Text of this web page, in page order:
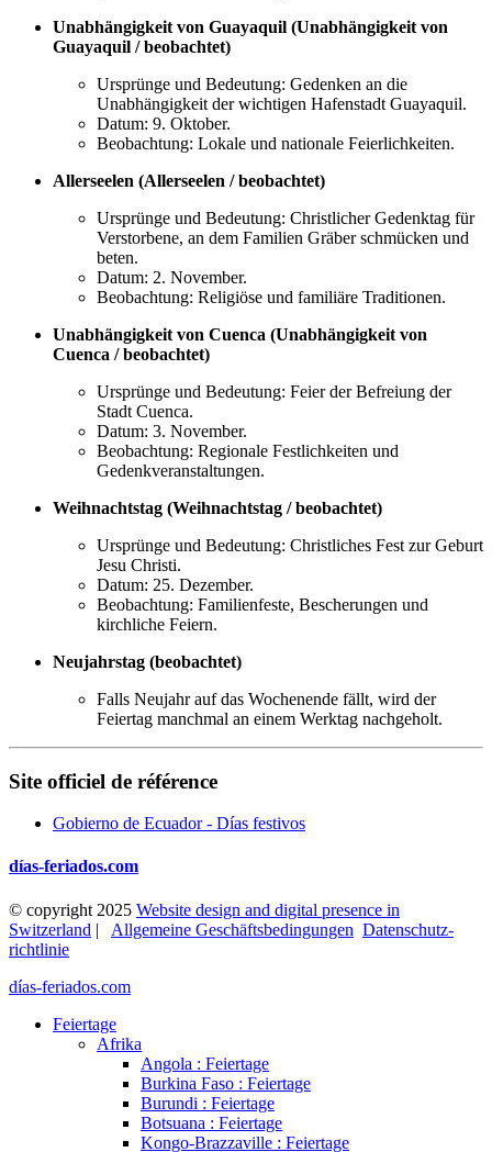
Unabhängigkeit von Guayaquil (Unabhängigkeit von
Guayaquil / beobachtet)
Ursprünge und Bedeutung: Gedenken an die
Unabhängigkeit der wichtigen Hafenstadt Guayaquil.
Datum: 9. Oktober.
Beobachtung: Lokale und nationale Feierlichkeiten.
Allerseelen (Allerseelen / beobachtet)
Ursprünge und Bedeutung: Christlicher Gedenktag für
Verstorbene, an dem Familien Gräber schmücken und
beten.
Datum: 2. November.
Beobachtung: Religiöse und familiäre Traditionen.
Unabhängigkeit von Cuenca (Unabhängigkeit von
Cuenca / beobachtet)
Ursprünge und Bedeutung: Feier der Befreiung der
Stadt Cuenca.
Datum: 3. November.
Beobachtung: Regionale Festlichkeiten und
Gedenkveranstaltungen.
Weihnachtstag (Weihnachtstag / beobachtet)
Ursprünge und Bedeutung: Christliches Fest zur Geburt
Jesu Christi.
Datum: 25. Dezember.
Beobachtung: Familienfeste, Bescherungen und
kirchliche Feiern.
Neujahrstag (beobachtet)
Falls Neujahr auf das Wochenende fällt, wird der
Feiertag manchmal an einem Werktag nachgeholt.
Site officiel de référence
Gobierno de Ecuador - Días festivos
días-feriados.com
© copyright 2025 Website design and digital presence in
Switzerland | Allgemeine Geschäftsbedingungen Datenschutz­
richtlinie
días-feriados.com
Feiertage
Afrika
Angola : Feiertage
Burkina Faso : Feiertage
Burundi : Feiertage
Botsuana : Feiertage
Kongo-Brazzaville : Feiertage